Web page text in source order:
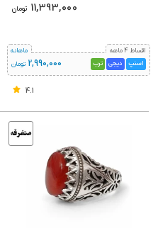
تومان 11,393,000
اقساط 4 ماهه
اسنپ
دیجی ترب 2,990,000 تومان
ماهانه
4.1